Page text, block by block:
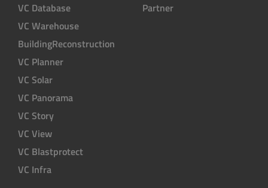
VC Database
VC Warehouse
BuildingReconstruction
VC Planner
VC Solar
VC Panorama
VC Story
VC View
VC Blastprotect
VC Infra
Partner